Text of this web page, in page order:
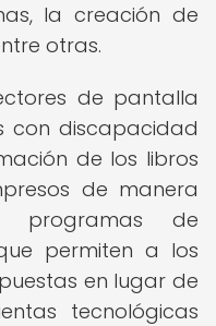
la creación de
otras.
de pantalla
con discapacidad
de los libros
de manera
programas de
permiten a los
en lugar de
tecnológicas